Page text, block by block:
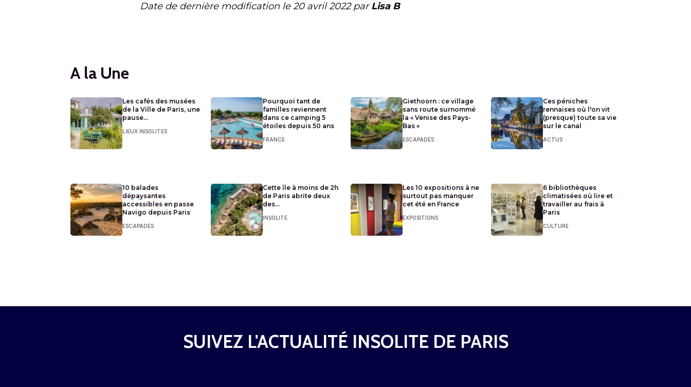
Date de dernière modification le20 avril 2022parLisa B
A la Une
Les cafés des musées
de la Ville de Paris, une
pause...
LIEUX INSOLITES
Pourquoi tant de
familles reviennent
dans ce camping 5
étoiles depuis 50 ans
FRANCE
Giethoorn : ce village
sans route surnommé
la « Venise des Pays-
Bas »
ESCAPADES
Ces péniches
rennaises où l'on vit
(presque) toute sa vie
sur le canal
ACTUS
10 balades
dépaysantes
accessibles en passe
Navigo depuis Paris
ESCAPADES
Cette île à moins de 2h
de Paris abrite deux
des...
INSOLITE
Les 10 expositions à ne
surtout pas manquer
cet été en France
EXPOSITIONS
6 bibliothèques
climatisées où lire et
travailler au frais à
Paris
CULTURE
SUIVEZ L'ACTUALITÉ INSOLITE DE PARIS